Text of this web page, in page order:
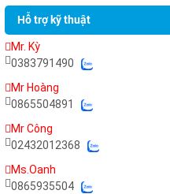
Hỗ trợ kỹ thuật
Mr. Kỳ
0383791490
Mr Hoàng
0865504891
Mr Công
02432012368
Ms.Oanh
0865935504